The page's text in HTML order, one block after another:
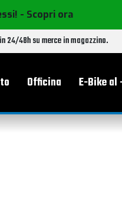
- Scopri ora
24/48h su merce in magazzino.
Officina E-Bike